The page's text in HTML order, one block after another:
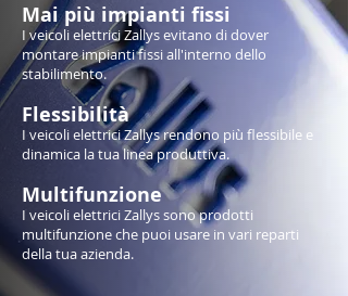
Mai più impianti fissi
I veicoli elettrici Zallys evitano di dover
montare impianti fissi all'interno dello
stabilimento.
Flessibilità
I veicoli elettrici Zallys rendono più flessibile e
dinamica la tua linea produttiva.
Multifunzione
I veicoli elettrici Zallys sono prodotti
multifunzione che puoi usare in vari reparti
della tua azienda.